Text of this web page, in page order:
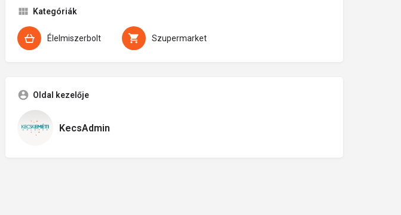
Kategóriák
Élelmiszerbolt Szupermarket
Oldal kezelője
KecsAdmin